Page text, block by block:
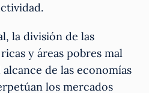
la división de las
y áreas pobres mal
de las economías
los mercados